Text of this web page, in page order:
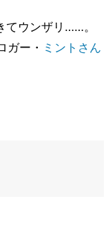
てウンザリ……。
ガー・ ミントさん